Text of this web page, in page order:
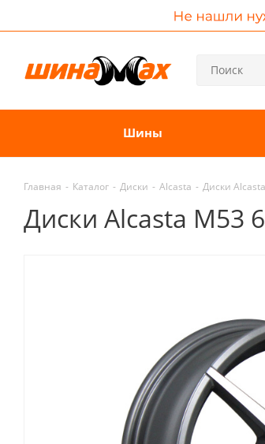
Шины
Главная - Каталог - Диски - Alcasta - Диски
Диски Alcasta M53